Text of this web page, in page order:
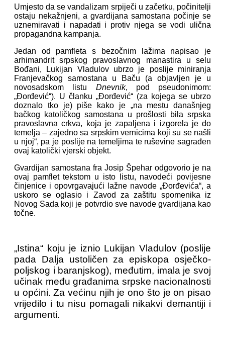
Umjesto da se vandalizam srpiječi u začetku, počinitelji
ostaju nekažnjeni, a gvardijana samostana počinje se
uznemiravati i napadati i protiv njega se vodi ulična
propagandna kampanja.
Jedan od pamfleta s bezočnim lažima napisao je
arhimandrit srpskog pravoslavnog manastira u selu
Bođani, Lukijan Vladulov ubrzo je poslije miniranja
Franjevačkog samostana u Baču (a objavljen je u
novosadskom listu Dnevnik, pod pseudonimom:
„Đorđević“). U članku „Đorđević“ (za kojega se ubrzo
doznalo tko je) piše kako je „na mestu današnjeg
bačkog katoličkog samostana u prošlosti bila srpska
pravoslavna crkva, koja je zapaljena i izgorela je do
temelja – zajedno sa srpskim vernicima koji su se našli
u njoj“, pa je poslije na temeljima te ruševine sagrađen
ovaj katolički vjerski objekt.
Gvardijan samostana fra Josip Špehar odgovorio je na
ovaj pamflet tekstom u isto listu, navodeći povijesne
činjenice i opovrgavajući lažne navode „Đorđevića“, a
uskoro se oglasio i Zavod za zaštitu spomenika iz
Novog Sada koji je potvrdio sve navode gvardijana kao
točne.
„Istina“ koju je iznio Lukijan Vladulov (poslije
pada Dalja ustoličen za episkopa osječko-
poljskog i baranjskog), međutim, imala je svoj
učinak među građanima srpske nacionalnosti
u općini. Za većinu njih je ono što je on pisao
vrijedilo i tu nisu pomagali nikakvi demantiji i
argumenti.